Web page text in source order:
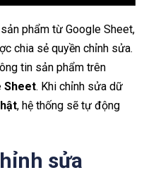
phẩm từ Google Sheet,
chia sẻ quyền chỉnh sửa.
tin sản phẩm trên
Sheet. Khi chỉnh sửa dữ
, hệ thống sẽ tự động
sửa